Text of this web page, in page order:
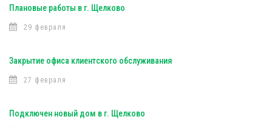
Плановые работы в г. Щелково
29 февраля
Закрытие офиса клиентского обслуживания
27 февраля
Подключен новый дом в г. Щелково